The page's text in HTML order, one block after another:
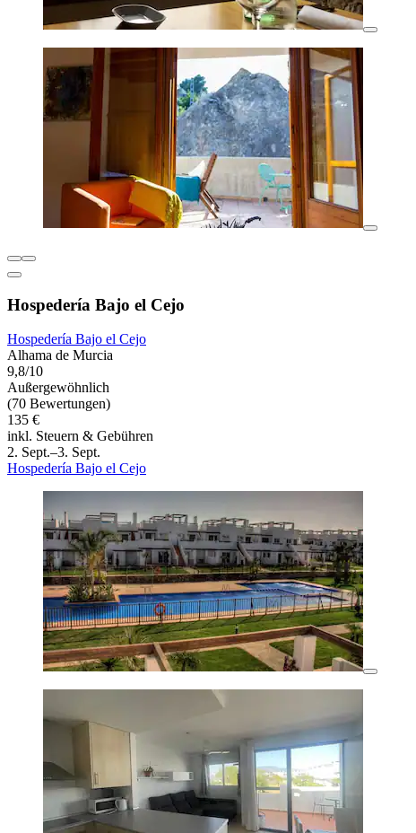
Hospedería Bajo el Cejo
Hospedería Bajo el Cejo
Alhama de Murcia
9,8/10
Außergewöhnlich
(70 Bewertungen)
135 €
inkl. Steuern & Gebühren
2. Sept.–3. Sept.
Hospedería Bajo el Cejo